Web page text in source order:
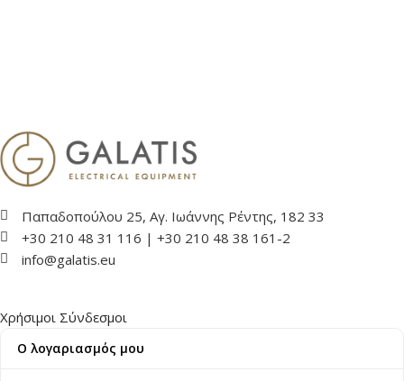
Παπαδοπούλου 25, Αγ. Ιωάννης Ρέντης, 182 33
+30 210 48 31 116 | +30 210 48 38 161-2
info@galatis.eu
Χρήσιμοι Σύνδεσμοι
Ο λογαριασμός μου